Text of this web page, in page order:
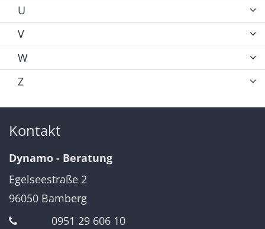
U
V
W
Z
Kontakt
Dynamo - Beratung
Egelseestraße 2
96050 Bamberg
0951 29 606 10